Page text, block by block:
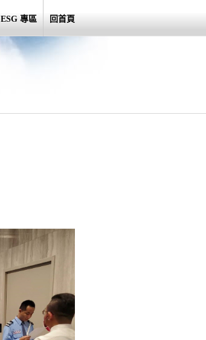
ESG 專區 回首頁